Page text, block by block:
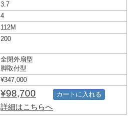
3.7
4
112M
200
全閉外扇型
脚取付型
¥347,000
¥98,700
詳細はこちらへ
カートに入れる